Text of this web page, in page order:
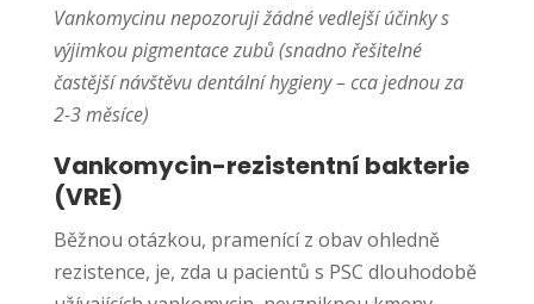
Vankomycinu nepozoruji žádné vedlejší účinky s
výjimkou pigmentace zubů (snadno řešitelné
častější návštěvu dentální hygieny – cca jednou za
2-3 měsíce)
Vankomycin-rezistentní bakterie
(VRE)
Běžnou otázkou, pramenící z obav ohledně
rezistence, je, zda u pacientů s PSC dlouhodobě